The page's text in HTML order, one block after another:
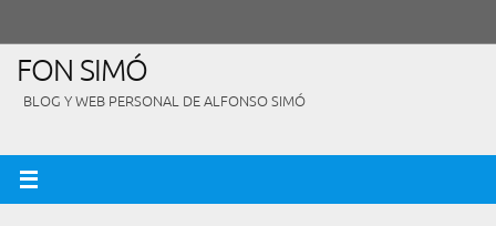
contenido
FON SIMÓ
BLOG Y WEB PERSONAL DE ALFONSO SIMÓ